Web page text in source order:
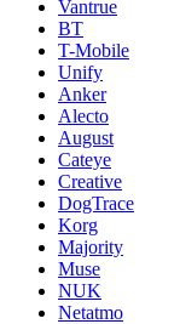
Vantrue
BT
T-Mobile
Unify
Anker
Alecto
August
Cateye
Creative
DogTrace
Korg
Majority
Muse
NUK
Netatmo